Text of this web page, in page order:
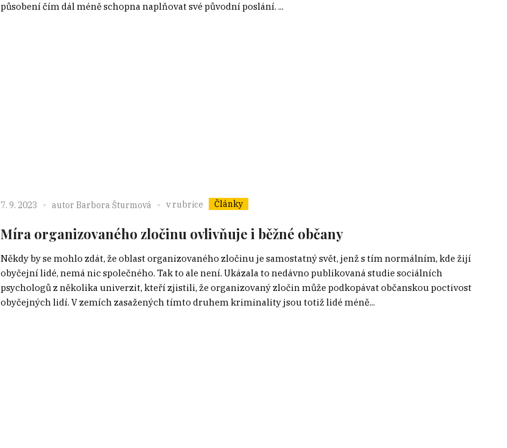
působení čím dál méně schopna naplňovat své původní poslání. ...
7. 9. 2023 autor Barbora Šturmová v rubrice Články
Míra organizovaného zločinu ovlivňuje i běžné občany
Někdy by se mohlo zdát, že oblast organizovaného zločinu je samostatný svět, jenž s tím normálním, kde žijí
obyčejní lidé, nemá nic společného. Tak to ale není. Ukázala to nedávno publikovaná studie sociálních
psychologů z několika univerzit, kteří zjistili, že organizovaný zločin může podkopávat občanskou poctivost
obyčejných lidí. V zemích zasažených tímto druhem kriminality jsou totiž lidé méně...